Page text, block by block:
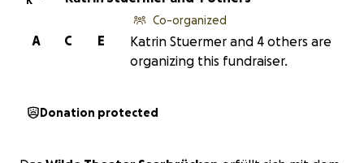
E
C
A
Co-organized
Katrin Stuermer and 4 others are
organizing this fundraiser.
Donation protected